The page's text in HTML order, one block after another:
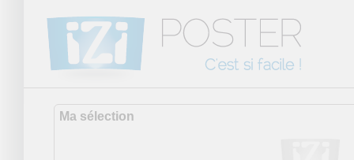
Ma sélection